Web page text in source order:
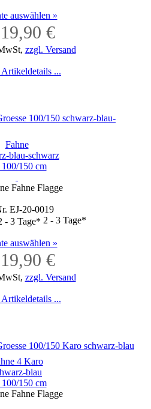
auswählen »
€
zzgl. Versand
Artikeldetails ...
Fahne
blau-schwarz
150 cm
Fahne Flagge
EJ-20-0019
2 - 3 Tage*
auswählen »
€
zzgl. Versand
Artikeldetails ...
4 Karo
blau
150 cm
Fahne Flagge